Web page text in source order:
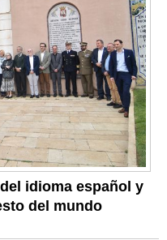
idioma español y
del mundo